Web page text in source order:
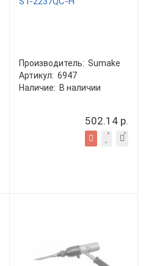
Производитель: Sumake
Артикул: 6947
Наличие: В наличии
502.14 р.